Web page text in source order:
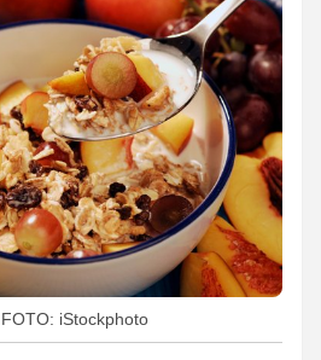
FOTO: iStockphoto